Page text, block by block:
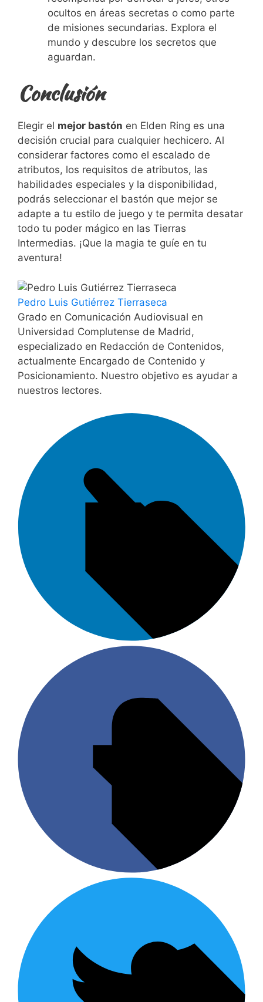
ocultos en áreas secretas o como parte
de misiones secundarias. Explora el
mundo y descubre los secretos que
aguardan.
Conclusión
Elegir el mejor bastón en Elden Ring es una
decisión crucial para cualquier hechicero. Al
considerar factores como el escalado de
atributos, los requisitos de atributos, las
habilidades especiales y la disponibilidad,
podrás seleccionar el bastón que mejor se
adapte a tu estilo de juego y te permita desatar
todo tu poder mágico en las Tierras
Intermedias. ¡Que la magia te guíe en tu
aventura!
Pedro Luis Gutiérrez Tierraseca
Grado en Comunicación Audiovisual en
Universidad Complutense de Madrid,
especializado en Redacción de Contenidos,
actualmente Encargado de Contenido y
Posicionamiento. Nuestro objetivo es ayudar a
nuestros lectores.